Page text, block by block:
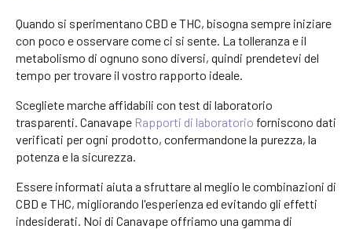
Quando si sperimentano CBD e THC, bisogna sempre iniziare
con poco e osservare come ci si sente. La tolleranza e il
metabolismo di ognuno sono diversi, quindi prendetevi del
tempo per trovare il vostro rapporto ideale.
Scegliete marche affidabili con test di laboratorio
trasparenti. Canavape Rapporti di laboratorio forniscono dati
verificati per ogni prodotto, confermandone la purezza, la
potenza e la sicurezza.
Essere informati aiuta a sfruttare al meglio le combinazioni di
CBD e THC, migliorando l'esperienza ed evitando gli effetti
indesiderati. Noi di Canavape offriamo una gamma di